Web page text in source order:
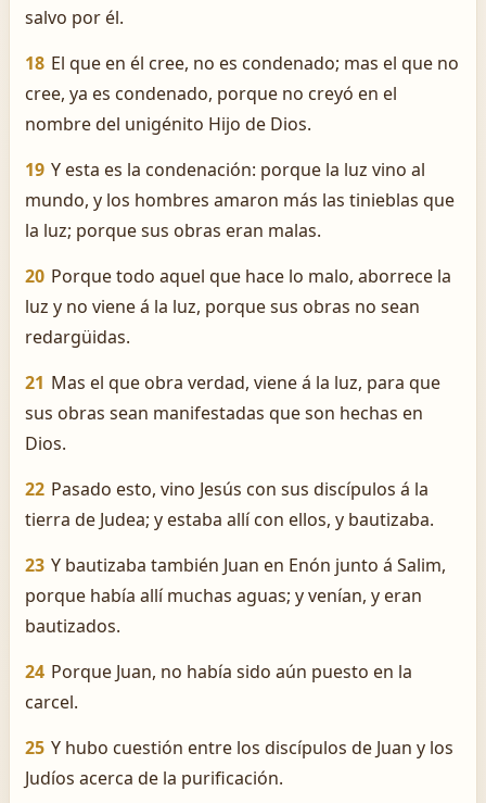
salvo por él.
18 El que en él cree, no es condenado; mas el que no
cree, ya es condenado, porque no creyó en el
nombre del unigénito Hijo de Dios.
19 Y esta es la condenación: porque la luz vino al
mundo, y los hombres amaron más las tinieblas que
la luz; porque sus obras eran malas.
20 Porque todo aquel que hace lo malo, aborrece la
luz y no viene á la luz, porque sus obras no sean
redargüidas.
21 Mas el que obra verdad, viene á la luz, para que
sus obras sean manifestadas que son hechas en
Dios.
22 Pasado esto, vino Jesús con sus discípulos á la
tierra de Judea; y estaba allí con ellos, y bautizaba.
23 Y bautizaba también Juan en Enón junto á Salim,
porque había allí muchas aguas; y venían, y eran
bautizados.
24 Porque Juan, no había sido aún puesto en la
carcel.
25 Y hubo cuestión entre los discípulos de Juan y los
Judíos acerca de la purificación.